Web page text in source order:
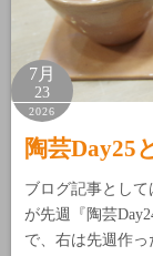
7月
23
2026
陶芸Day25
ブログ記事とし
が先週『陶芸
で、右は先週作